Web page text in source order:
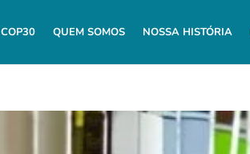
COP30 QUEM SOMOS NOSSA HISTÓRIA